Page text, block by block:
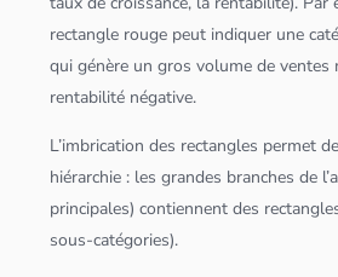
rectangle rouge peut indiquer une
qui génère un gros volume de ventes
rentabilité négative.
L’imbrication des rectangles permet
hiérarchie : les grandes branches de
principales) contiennent des
sous-catégories).